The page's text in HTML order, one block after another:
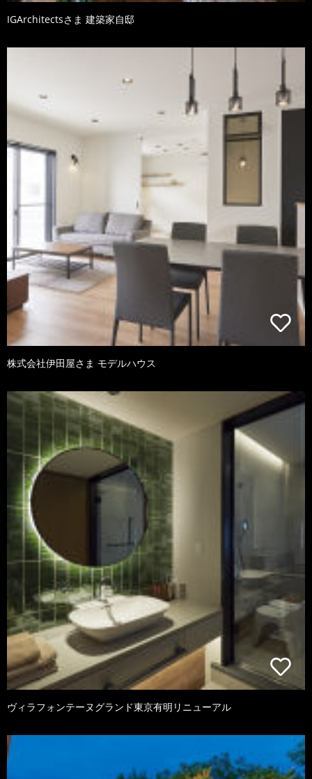
IGArchitectsさま 建築家自邸
株式会社伊田屋さま モデルハウス
ヴィラフォンテーヌグランド東京有明リニューアル